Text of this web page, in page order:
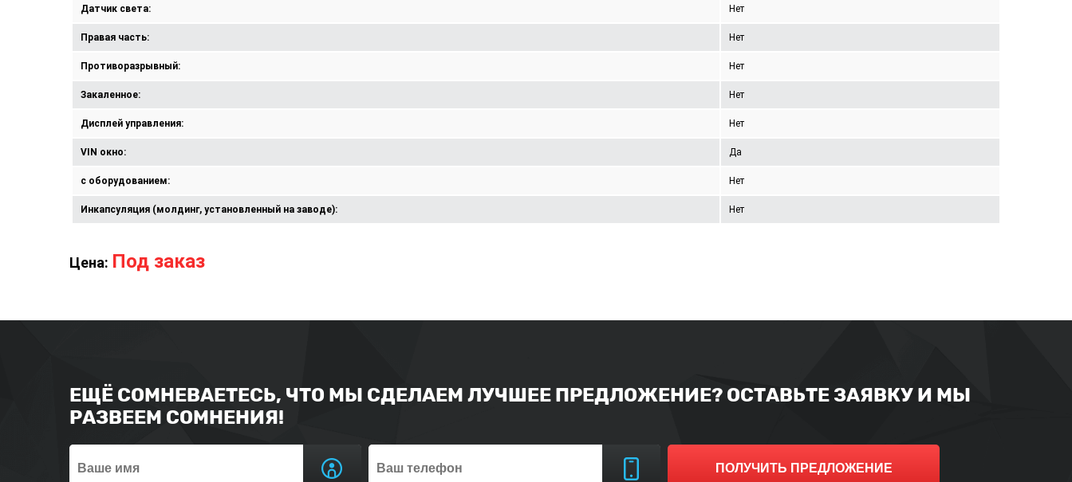
Датчик света: Нет
Правая часть: Нет
Противоразрывный: Нет
Закаленное: Нет
Дисплей управления: Нет
VIN окно: Да
с оборудованием: Нет
Инкапсуляция (молдинг, установленный на заводе): Нет
Цена: Под заказ
ЕЩЁ СОМНЕВАЕТЕСЬ, ЧТО МЫ СДЕЛАЕМ ЛУЧШЕЕ ПРЕДЛОЖЕНИЕ? ОСТАВЬТЕ ЗАЯВКУ И МЫ
РАЗВЕЕМ СОМНЕНИЯ!
ПОЛУЧИТЬ ПРЕДЛОЖЕНИЕ